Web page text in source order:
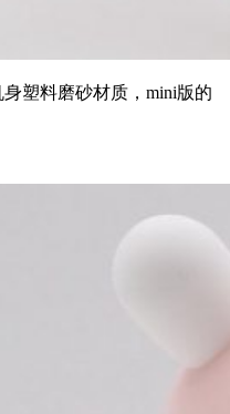
塑料磨砂材质，mini版的